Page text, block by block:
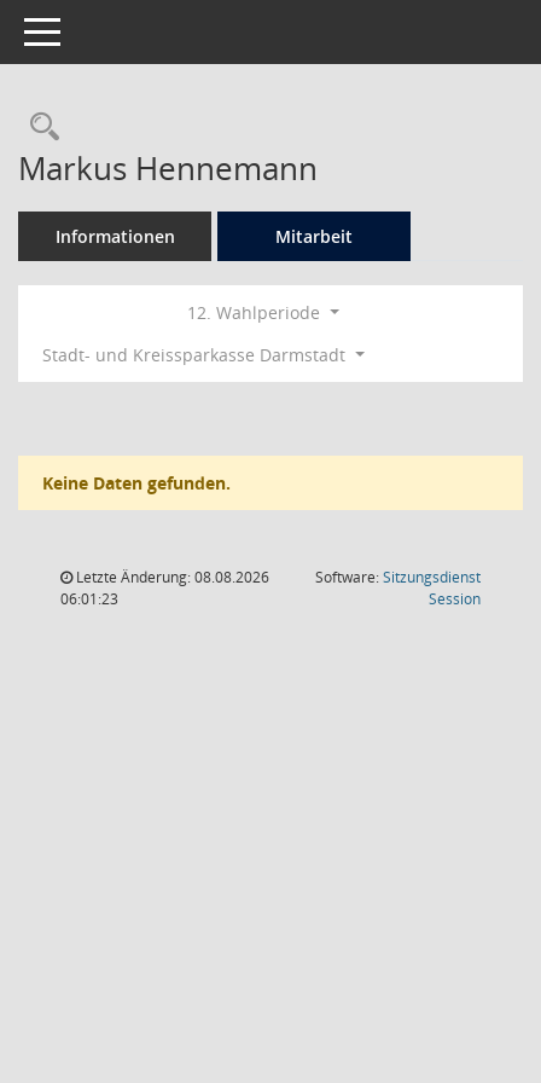
Toggle navigation
Rechercheauswahl
Markus Hennemann
Informationen Mitarbeit
12. Wahlperiode
Stadt- und Kreissparkasse Darmstadt
Keine Daten gefunden.
Letzte Änderung: 08.08.2026
06:01:23
Software:Sitzungsdienst
Session(Wird in